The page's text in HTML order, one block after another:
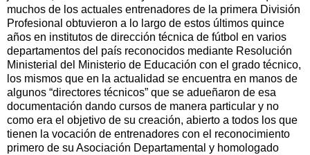
muchos de los actuales entrenadores de la primera División
Profesional obtuvieron a lo largo de estos últimos quince
años en institutos de dirección técnica de fútbol en varios
departamentos del país reconocidos mediante Resolución
Ministerial del Ministerio de Educación con el grado técnico,
los mismos que en la actualidad se encuentra en manos de
algunos “directores técnicos” que se adueñaron de esa
documentación dando cursos de manera particular y no
como era el objetivo de su creación, abierto a todos los que
tienen la vocación de entrenadores con el reconocimiento
primero de su Asociación Departamental y homologado